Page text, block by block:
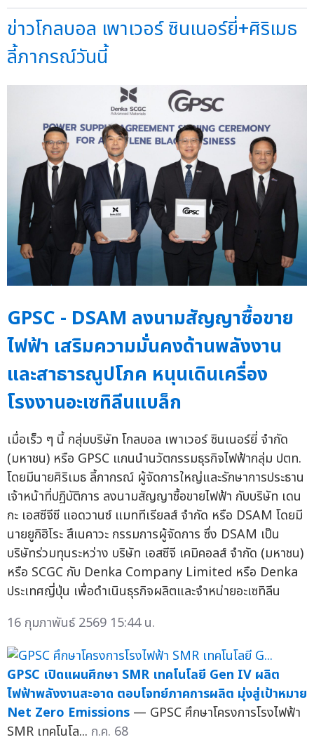
ข่าวโกลบอล เพาเวอร์ ซินเนอร์ยี่+ศิริเมธ
ลี้ภากรณ์วันนี้
GPSC - DSAM ลงนามสัญญาซื้อขาย
ไฟฟ้า เสริมความมั่นคงด้านพลังงาน
และสาธารณูปโภค หนุนเดินเครื่อง
โรงงานอะเซทิลีนแบล็ก
เมื่อเร็ว ๆ นี้ กลุ่มบริษัท โกลบอล เพาเวอร์ ซินเนอร์ยี่ จำกัด
(มหาชน) หรือ GPSC แกนนำนวัตกรรมธุรกิจไฟฟ้ากลุ่ม ปตท.
โดยมีนายศิริเมธ ลี้ภากรณ์ ผู้จัดการใหญ่และรักษาการประธาน
เจ้าหน้าที่ปฏิบัติการ ลงนามสัญญาซื้อขายไฟฟ้า กับบริษัท เดน
กะ เอสซีจีซี แอดวานซ์ แมททีเรียลส์ จำกัด หรือ DSAM โดยมี
นายยูกิฮิโระ สึเนคาวะ กรรมการผู้จัดการ ซึ่ง DSAM เป็น
บริษัทร่วมทุนระหว่าง บริษัท เอสซีจี เคมิคอลส์ จำกัด (มหาชน)
หรือ SCGC กับ Denka Company Limited หรือ Denka
ประเทศญี่ปุ่น เพื่อดำเนินธุรกิจผลิตและจำหน่ายอะเซทิลีน
16 กุมภาพันธ์ 2569 15:44 น.
GPSC เปิดแผนศึกษา SMR เทคโนโลยี Gen IV ผลิต
ไฟฟ้าพลังงานสะอาด ตอบโจทย์ภาคการผลิต มุ่งสู่เป้าหมาย
Net Zero Emissions — GPSC ศึกษาโครงการโรงไฟฟ้า
SMR เทคโนโล... ก.ค. 68